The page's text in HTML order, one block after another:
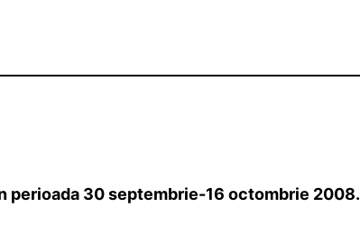
30 septembrie-16 octombrie 2008.